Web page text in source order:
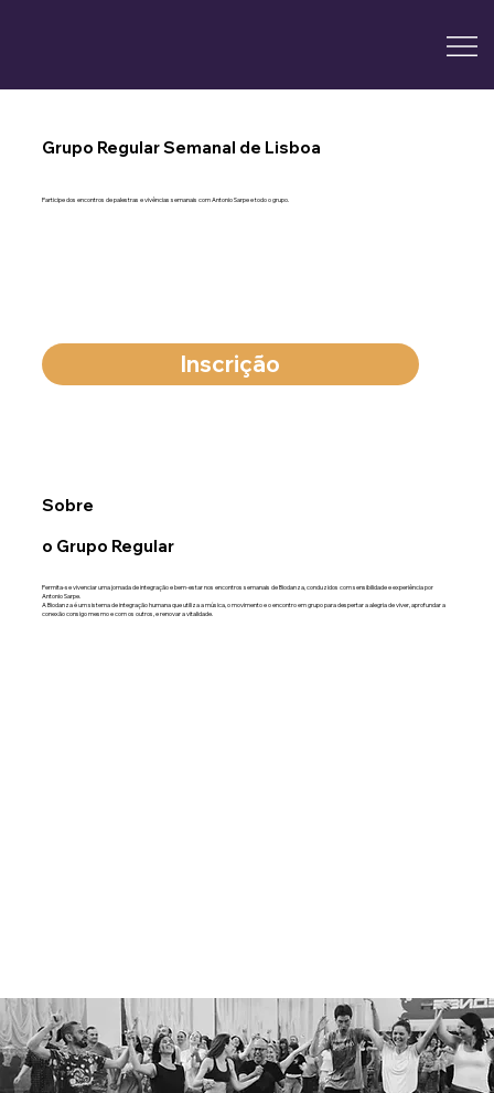
Grupo Regular Semanal de Lisboa
Participe dos encontros de palestras e vivências semanais com Antonio Sarpe e todo o grupo.
Inscrição
Sobre
o Grupo Regular
Permita-se vivenciar uma jornada de integração e bem-estar nos encontros semanais de Biodanza, conduzidos com sensibilidade e experiência por
Antonio Sarpe.
A Biodanza é um sistema de integração humana que utiliza a música, o movimento e o encontro em grupo para despertar a alegria de viver, aprofundar a
conexão consigo mesmo e com os outros, e renovar a vitalidade.